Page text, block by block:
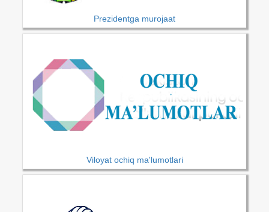
Prezidentga murojaat
Viloyat ochiq ma'lumotlari